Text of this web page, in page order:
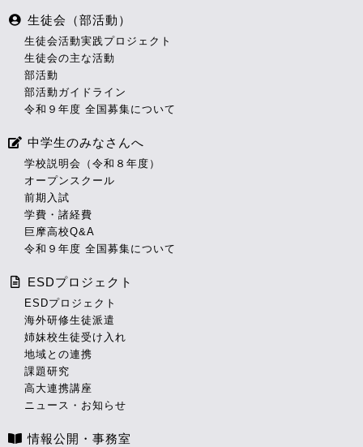
生徒会（部活動）
生徒会活動実践プロジェクト
生徒会の主な活動
部活動
部活動ガイドライン
令和９年度 全国募集について
中学生のみなさんへ
学校説明会（令和８年度）
オープンスクール
前期入試
学費・諸経費
巨摩高校Q&A
令和９年度 全国募集について
ESDプロジェクト
ESDプロジェクト
海外研修生徒派遣
姉妹校生徒受け入れ
地域との連携
課題研究
高大連携講座
ニュース・お知らせ
情報公開・事務室